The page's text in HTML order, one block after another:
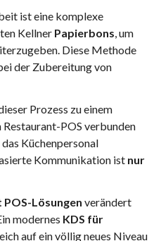
ist eine komplexe
Kellner Papierbons , um
Diese Methode
der Zubereitung von
Prozess zu einem
Restaurant-POS verbunden
Küchenpersonal
Kommunikation ist nur
Lösungen verändert
modernes KDS für
auf ein völlig neues Niveau